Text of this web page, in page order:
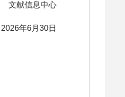
文献信息中心
2026年6月30日